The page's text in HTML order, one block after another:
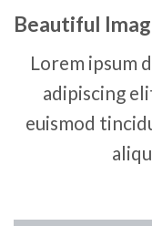
Beautiful
Lorem ipsum
adipiscing
euismod